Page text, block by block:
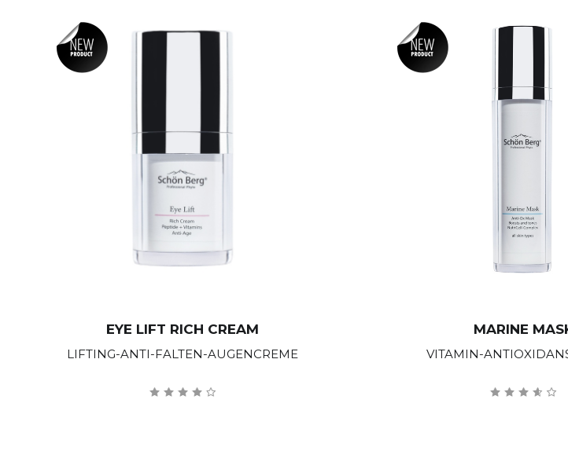
EYE LIFT RICH CREAM
LIFTING-ANTI-FALTEN-AUGENCREME
MARINE
VITAMIN-